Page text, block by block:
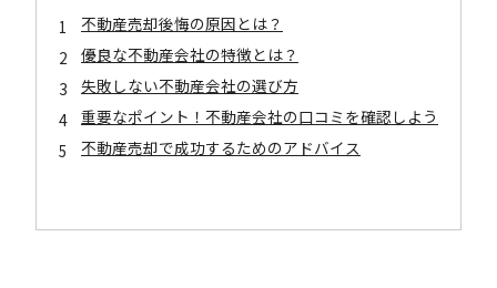
不動産売却後悔の原因とは？
優良な不動産会社の特徴とは？
失敗しない不動産会社の選び方
重要なポイント！不動産会社の口コミを確認しよう
不動産売却で成功するためのアドバイス